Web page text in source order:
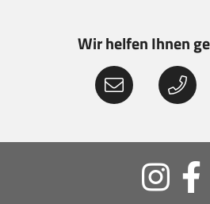
Wir helfen Ihnen